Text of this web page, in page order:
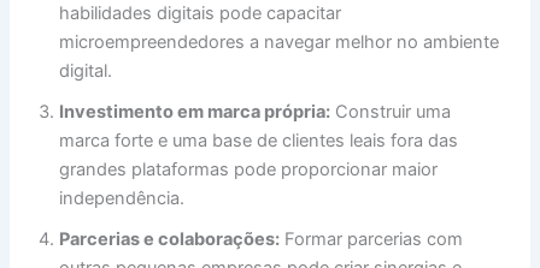
habilidades digitais pode capacitar
microempreendedores a navegar melhor no ambiente
digital.
Investimento em marca própria: Construir uma
marca forte e uma base de clientes leais fora das
grandes plataformas pode proporcionar maior
independência.
Parcerias e colaborações: Formar parcerias com